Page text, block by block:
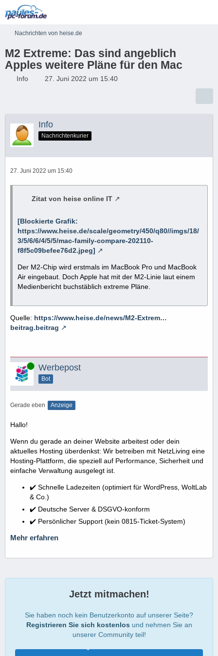
Nachrichten von heise.de
M2 Extreme: Das sind angeblich
Apples weitere Pläne für den Mac
Info 27. Juni 2022 um 15:40
Info
Nachrichtenkurier
27. Juni 2022 um 15:40
Zitat von heise online IT
[Blockierte Grafik:
https://www.heise.de/scale/geometry/450/q80//imgs/18/
3/5/6/6/4/5/5/mac-family-compare-202110-
f8f5c09befee76d2.jpeg]
Der M2-Chip wird erstmals im MacBook Pro und MacBook
Air eingebaut. Doch Apple hat mit der M2-Linie laut einem
Medienbericht buchstäblich extreme Pläne.
Quelle: https://www.heise.de/news/M2-Extrem…
beitrag.beitrag
Online Werbepost
Bot
Gerade eben Anzeige
Hallo!
Wenn du gerade an deiner Website arbeitest oder dein
aktuelles Hosting überdenkst: Wir betreiben mit NetzLiving eine
Hosting-Plattform, die speziell auf Performance, Sicherheit und
einfache Verwaltung ausgelegt ist.
✔️ Schnelle Ladezeiten (optimiert für WordPress, WoltLab
& Co.)
✔️ Deutsche Server & DSGVO-konform
✔️ Persönlicher Support (kein 0815-Ticket-System)
Mehr erfahren
Jetzt mitmachen!
Sie haben noch kein Benutzerkonto auf unserer Seite?
Registrieren Sie sich kostenlos und nehmen Sie an
unserer Community teil!